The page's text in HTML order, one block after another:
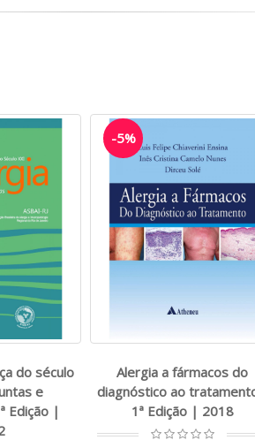
do século
e
Edição |
-5%
Alergia a fármacos do
diagnóstico ao
1ª Edição | 2018